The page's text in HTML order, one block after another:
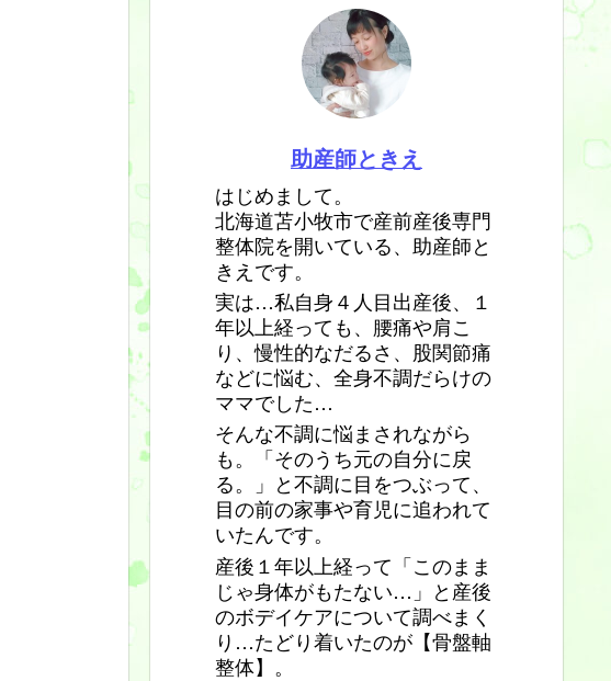
助産師ときえ
はじめまして。
北海道苫小牧市で産前産後専門
整体院を開いている、助産師と
きえです。
実は…私自身４人目出産後、１
年以上経っても、腰痛や肩こ
り、慢性的なだるさ、股関節痛
などに悩む、全身不調だらけの
ママでした…
そんな不調に悩まされながら
も。「そのうち元の自分に戻
る。」と不調に目をつぶって、
目の前の家事や育児に追われて
いたんです。
産後１年以上経って「このまま
じゃ身体がもたない…」と産後
のボデイケアについて調べまく
り…たどり着いたのが【骨盤軸
整体】。